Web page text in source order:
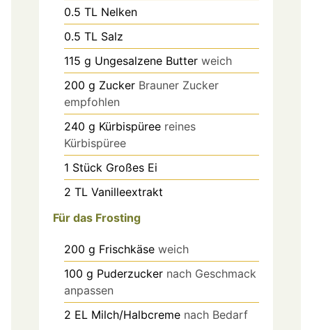
0.5 TL Nelken
0.5 TL Salz
115 g Ungesalzene Butter weich
200 g Zucker Brauner Zucker
empfohlen
240 g Kürbispüree reines
Kürbispüree
1 Stück Großes Ei
2 TL Vanilleextrakt
Für das Frosting
200 g Frischkäse weich
100 g Puderzucker nach Geschmack
anpassen
2 EL Milch/Halbcreme nach Bedarf